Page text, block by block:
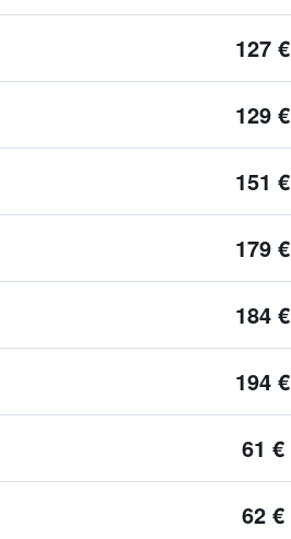
127 €
129 €
151 €
179 €
184 €
194 €
61 €
62 €